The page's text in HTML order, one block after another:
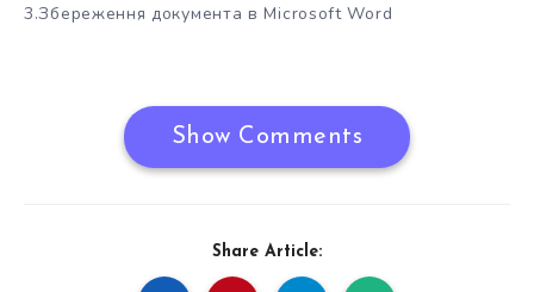
3.Збереження документа в Microsoft Word
Show Comments
Share Article: